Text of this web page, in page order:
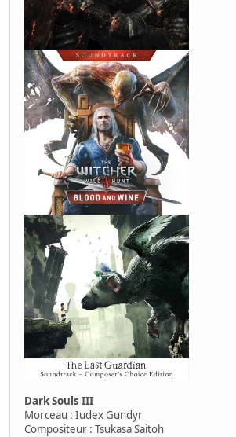
Dark Souls III
Morceau : Iudex Gundyr
Compositeur : Tsukasa Saitoh